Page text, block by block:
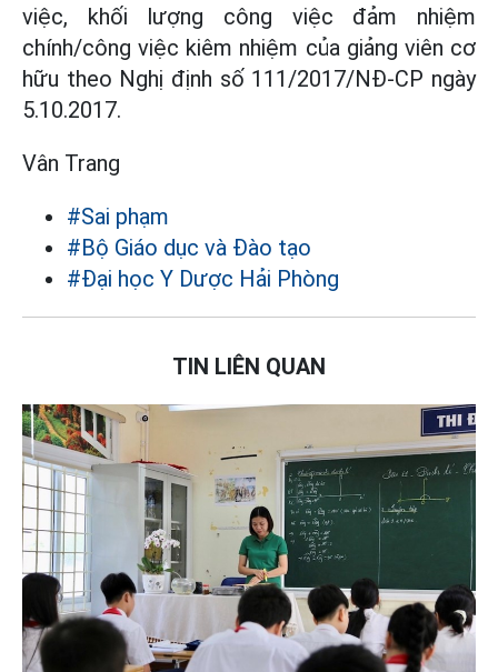
việc, khối lượng công việc đảm nhiệm
chính/công việc kiêm nhiệm của giảng viên cơ
hữu theo Nghị định số 111/2017/NĐ-CP ngày
5.10.2017.
Vân Trang
#Sai phạm
#Bộ Giáo dục và Đào tạo
#Đại học Y Dược Hải Phòng
TIN LIÊN QUAN